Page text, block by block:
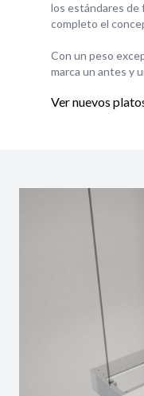
los estándares de
completo el
Con un peso
marca un antes y
Ver nuevos